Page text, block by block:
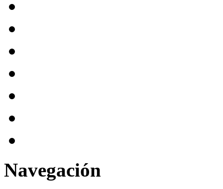
Navegación